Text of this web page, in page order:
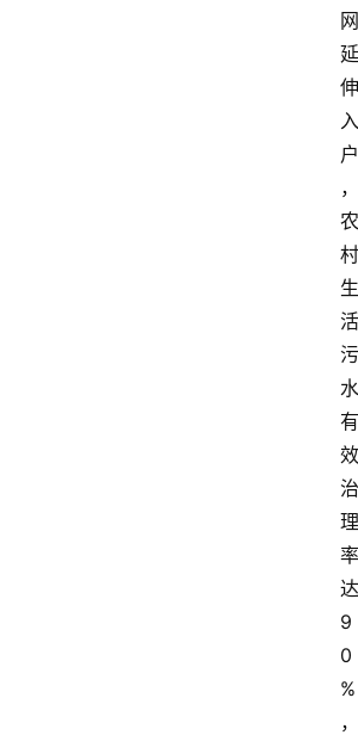
网
延
伸
入
户
，
农
村
生
活
污
水
有
效
治
理
率
达
9
0
%
，